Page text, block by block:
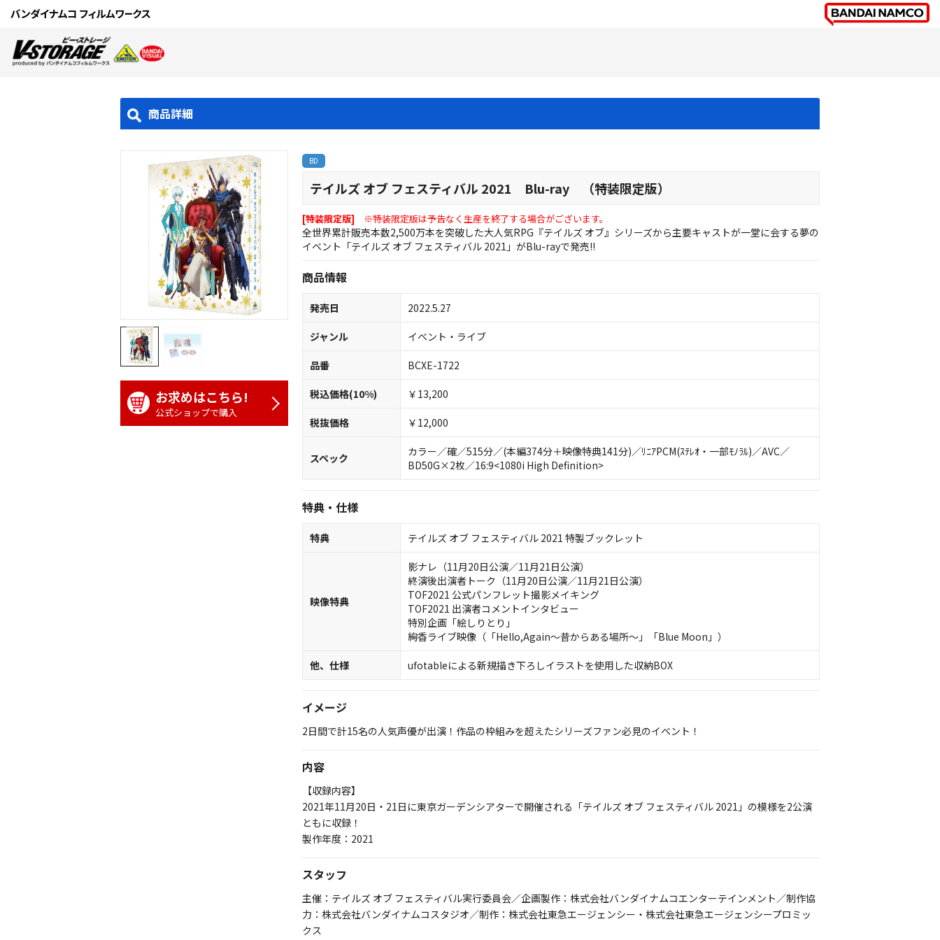
商品詳細
お求めはこちら!
公式ショップで購入
BD
テイルズ オブ フェスティバル 2021 Blu-ray （特装限定版）
[特装限定版] ※特装限定版は予告なく生産を終了する場合がございます。
全世界累計販売本数2,500万本を突破した大人気RPG『テイルズ オブ』シリーズから主要キャストが一堂に会する夢の
イベント「テイルズ オブ フェスティバル 2021」がBlu-rayで発売!!
商品情報
発売日 2022.5.27
ジャンル イベント・ライブ
品番 BCXE-1722
税込価格(10%) ￥13,200
税抜価格 ￥12,000
スペック
カラー／確／515分／(本編374分＋映像特典141分)／ﾘﾆｱPCM(ｽﾃﾚｵ・一部ﾓﾉﾗﾙ)／AVC／
BD50G×2枚／16:9<1080i High Definition>
特典・仕様
特典 テイルズ オブ フェスティバル 2021 特製ブックレット
映像特典
影ナレ（11月20日公演／11月21日公演）
終演後出演者トーク（11月20日公演／11月21日公演）
TOF2021 公式パンフレット撮影メイキング
TOF2021 出演者コメントインタビュー
特別企画「絵しりとり」
絢香ライブ映像（「Hello,Again～昔からある場所～」「Blue Moon」）
他、仕様 ufotableによる新規描き下ろしイラストを使用した収納BOX
イメージ
2日間で計15名の人気声優が出演！作品の枠組みを超えたシリーズファン必見のイベント！
内容
【収録内容】
2021年11月20日・21日に東京ガーデンシアターで開催される「テイルズ オブ フェスティバル 2021」の模様を2公演
ともに収録！
製作年度：2021
スタッフ
主催：テイルズ オブ フェスティバル実行委員会／企画製作：株式会社バンダイナムコエンターテインメント／制作協
力：株式会社バンダイナムコスタジオ／制作：株式会社東急エージェンシー・株式会社東急エージェンシープロミッ
クス